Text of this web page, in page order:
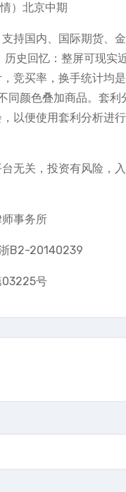
）北京中期
持国内、国际期货、
史回忆：整屏可现实
竞买率，换手统计均
同颜色叠加商品。套
以便使用套利分析进
无关，投资有风险，
事务所
B2-20140239
03225号